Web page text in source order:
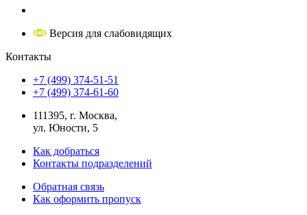
Версия для слабовидящих
Контакты
+7 (499) 374-51-51
+7 (499) 374-61-60
111395, г. Москва,
ул. Юности, 5
Как добраться
Контакты подразделений
Обратная связь
Как оформить пропуск